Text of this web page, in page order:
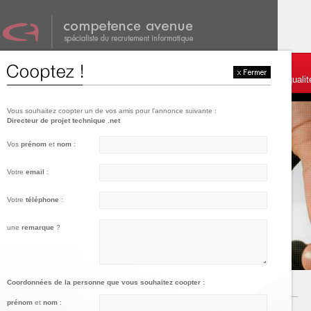
001
Témoignages et services
003
Charte de
Vous souhaitez coopter un de vos amis pour l'annonce suivante :
Directeur de projet technique .net
Vos prénom et nom :
Votre email :
Votre téléphone :
une remarque ?
Coordonnées de la personne que vous souhaitez coopter :
prénom et nom :